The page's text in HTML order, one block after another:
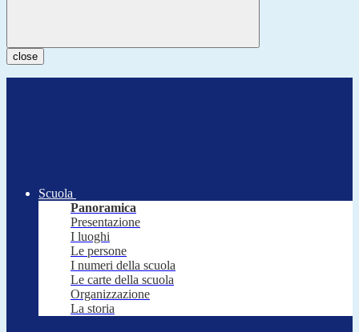
close
Scuola
Panoramica
Presentazione
I luoghi
Le persone
I numeri della scuola
Le carte della scuola
Organizzazione
La storia